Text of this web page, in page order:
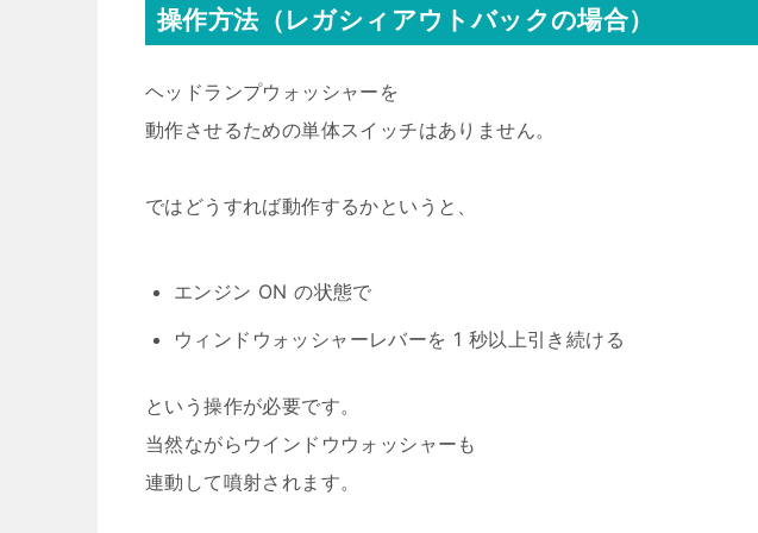
操作方法（レガシィアウトバックの場合）
ヘッドランプウォッシャーを
動作させるための単体スイッチはありません。
ではどうすれば動作するかというと、
エンジン ON の状態で
ウィンドウォッシャーレバーを 1 秒以上引き続ける
という操作が必要です。
当然ながらウインドウウォッシャーも
連動して噴射されます。